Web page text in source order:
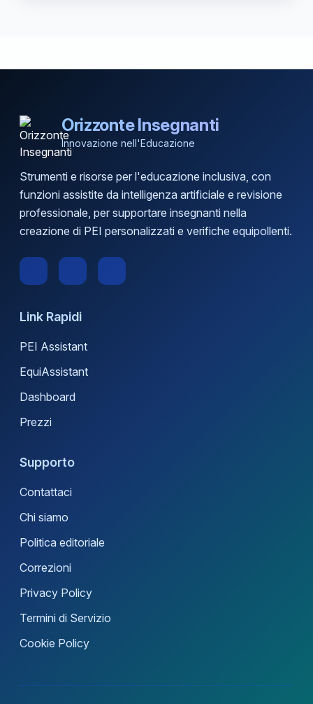
Orizzonte Insegnanti
Innovazione nell'Educazione
Strumenti e risorse per l'educazione inclusiva, con
funzioni assistite da intelligenza artificiale e revisione
professionale, per supportare insegnanti nella
creazione di PEI personalizzati e verifiche equipollenti.
Link Rapidi
PEI Assistant
EquiAssistant
Dashboard
Prezzi
Supporto
Contattaci
Chi siamo
Politica editoriale
Correzioni
Privacy Policy
Termini di Servizio
Cookie Policy